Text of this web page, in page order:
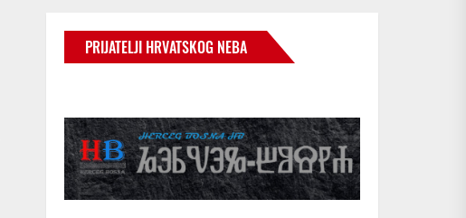
PRIJATELJI HRVATSKOG NEBA